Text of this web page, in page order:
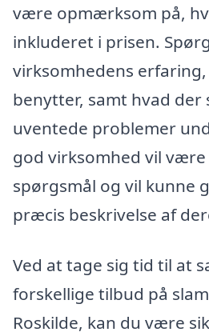
være opmærksom på,
inkluderet i prisen.
virksomhedens
benytter, samt hvad
uventede problemer
god virksomhed vil
spørgsmål og vil kunne
præcis beskrivelse af
Ved at tage sig tid til at
forskellige tilbud på
Roskilde, kan du være